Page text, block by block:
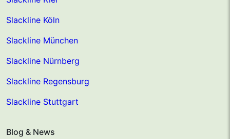
Slackline Köln
Slackline München
Slackline Nürnberg
Slackline Regensburg
Slackline Stuttgart
Blog & News